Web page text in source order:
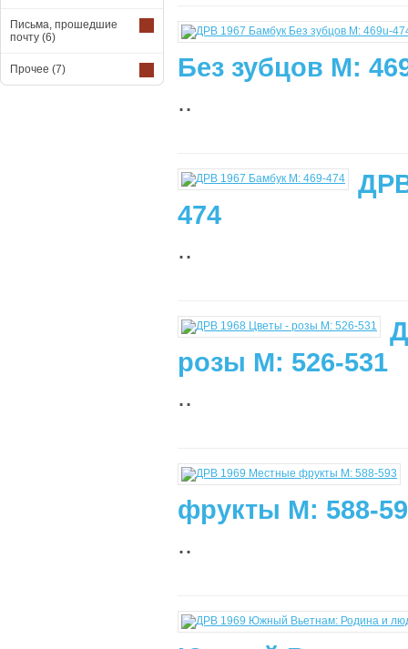
Письма, прошедшие
почту (6)
Прочее (7)
Без зубцов М:
..
474
..
розы М: 526-531
..
фрукты М: 588-
..